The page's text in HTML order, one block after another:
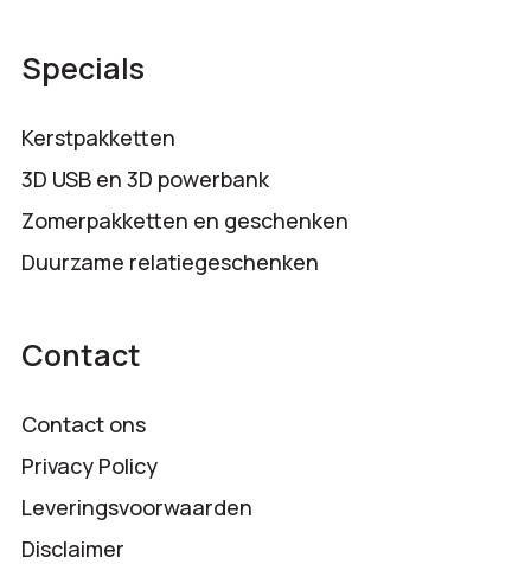
Specials
Kerstpakketten
3D USB en 3D powerbank
Zomerpakketten en geschenken
Duurzame relatiegeschenken
Contact
Contact ons
Privacy Policy
Leveringsvoorwaarden
Disclaimer